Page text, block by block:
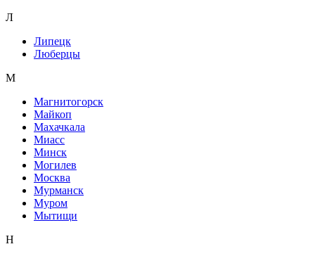
Л
Липецк
Люберцы
М
Магнитогорск
Майкоп
Махачкала
Миасс
Минск
Могилев
Москва
Мурманск
Муром
Мытищи
Н